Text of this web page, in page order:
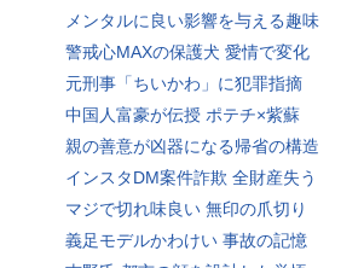
メンタルに良い影響を与える趣味
警戒心MAXの保護犬 愛情で変化
元刑事「ちいかわ」に犯罪指摘
中国人富豪が伝授 ポテチ×紫蘇
親の善意が凶器になる帰省の構造
インスタDM案件詐欺 全財産失う
マジで切れ味良い 無印の爪切り
義足モデルかわけい 事故の記憶